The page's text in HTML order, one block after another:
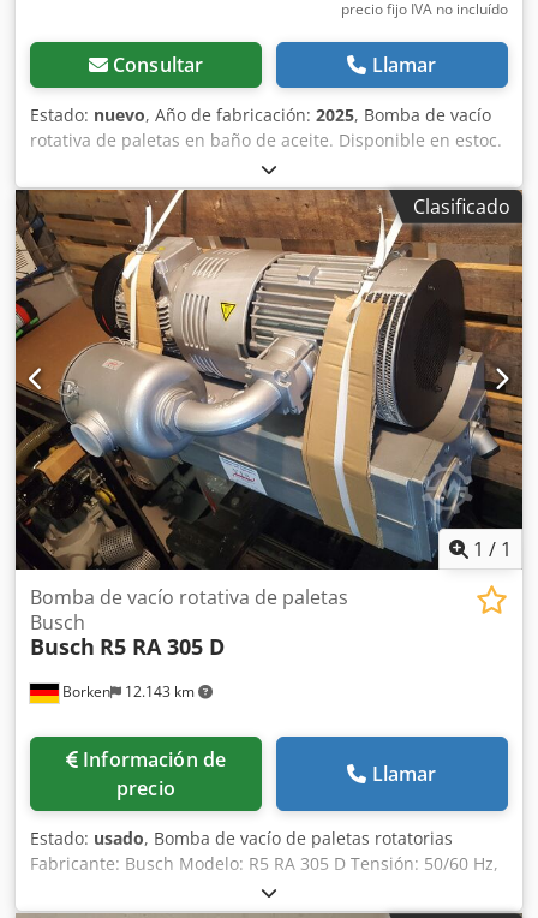
precio fijo IVA no incluído
Consultar Llamar
Estado: nuevo, Año de fabricación: 2025, Bomba de vacío
rotativa de paletas en baño de aceite. Disponible en estoc.
Bomba completamente nueva. Con 12 meses de garantía
Bomba Marpa Vacuum modelo MV-040N Caudal nominal:
40 m3/h a 50Hz. Vacío final : 0,5 mbar abs. Dsdpfxsftzqdo
Agqock Sobre cualquier duda, consúltenos
Clasificado
1 / 1
Borken 12.143 km
Bomba de vacío rotativa de paletas
Busch
Busch R5 RA 305 D
Información de
precio
Llamar
Estado: usado, Bomba de vacío de paletas rotatorias
Fabricante: Busch Modelo: R5 RA 305 D Tensión: 50/60 Hz,
400 V Caudal de aspiración nominal: 300 m³/h Presión